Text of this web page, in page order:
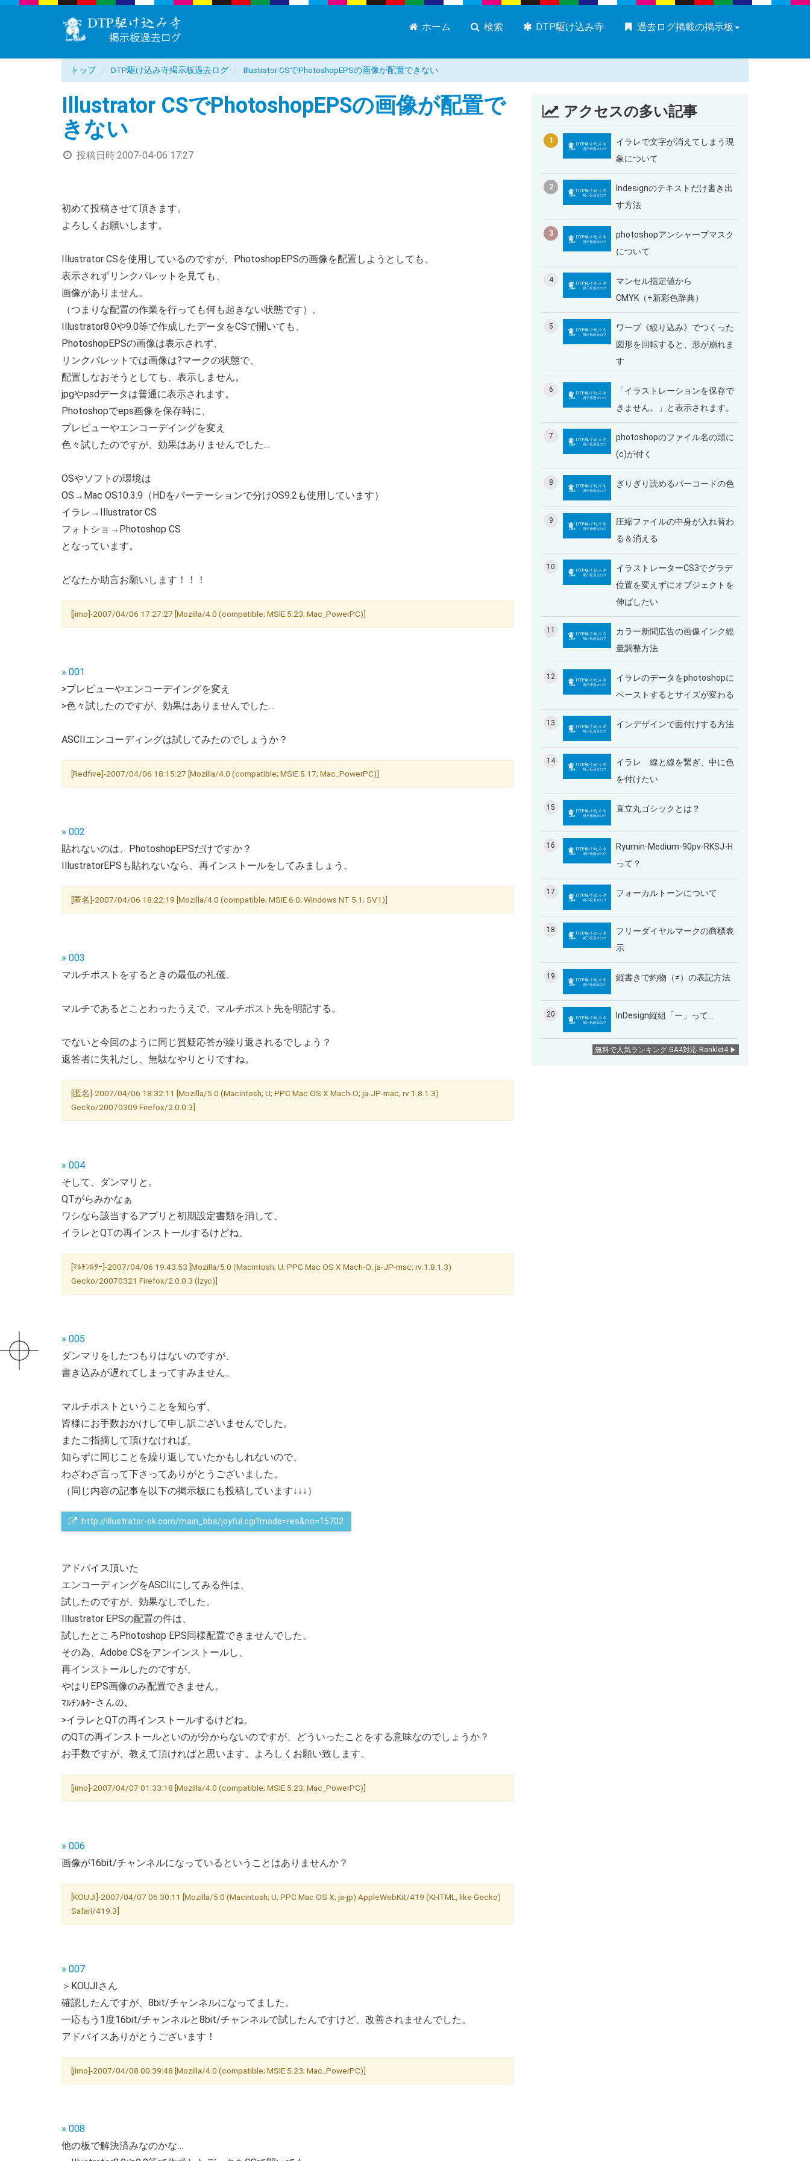
ホーム 検索 DTP駆け込み寺 過去ログ掲載の掲示板
トップ DTP駆け込み寺掲示板過去ログ Illustrator CSでPhotoshopEPSの画像が配置できない
Illustrator CSでPhotoshopEPSの画像が配置で
きない
投稿日時:2007-04-06 17:27
初めて投稿させて頂きます。
よろしくお願いします。
Illustrator CSを使用しているのですが、PhotoshopEPSの画像を配置しようとしても、
表示されずリンクパレットを見ても、
画像がありません。
（つまりな配置の作業を行っても何も起きない状態です）。
Illustrator8.0や9.0等で作成したデータをCSで開いても、
PhotoshopEPSの画像は表示されず、
リンクパレットでは画像は?マークの状態で、
配置しなおそうとしても、表示しません。
jpgやpsdデータは普通に表示されます。
Photoshopでeps画像を保存時に、
プレビューやエンコーデイングを変え
色々試したのですが、効果はありませんでした…
OSやソフトの環境は
OS→Mac OS10.3.9（HDをパーテーションで分けOS9.2も使用しています）
イラレ→Illustrator CS
フォトショ→Photoshop CS
となっています。
どなたか助言お願いします！！！
[jimo]-2007/04/06 17:27:27 [Mozilla/4.0 (compatible; MSIE 5.23; Mac_PowerPC)]
» 001
>プレビューやエンコーデイングを変え
>色々試したのですが、効果はありませんでした…
ASCIIエンコーディングは試してみたのでしょうか？
[Redfive]-2007/04/06 18:15:27 [Mozilla/4.0 (compatible; MSIE 5.17; Mac_PowerPC)]
» 002
貼れないのは、PhotoshopEPSだけですか？
IllustratorEPSも貼れないなら、再インストールをしてみましょう。
[匿名]-2007/04/06 18:22:19 [Mozilla/4.0 (compatible; MSIE 6.0; Windows NT 5.1; SV1)]
» 003
マルチポストをするときの最低の礼儀。
マルチであるとことわったうえで、マルチポスト先を明記する。
でないと今回のように同じ質疑応答が繰り返されるでしょう？
返答者に失礼だし、無駄なやりとりですね。
[匿名]-2007/04/06 18:32:11 [Mozilla/5.0 (Macintosh; U; PPC Mac OS X Mach-O; ja-JP-mac; rv:1.8.1.3)
Gecko/20070309 Firefox/2.0.0.3]
» 004
そして、ダンマリと。
QTがらみかなぁ
ワシなら該当するアプリと初期設定書類を消して、
イラレとQTの再インストールするけどね。
[ﾏﾙﾁﾝﾙﾀｰ]-2007/04/06 19:43:53 [Mozilla/5.0 (Macintosh; U; PPC Mac OS X Mach-O; ja-JP-mac; rv:1.8.1.3)
Gecko/20070321 Firefox/2.0.0.3 (lzyc)]
» 005
ダンマリをしたつもりはないのですが、
書き込みが遅れてしまってすみません。
マルチポストということを知らず、
皆様にお手数おかけして申し訳ございませんでした。
またご指摘して頂けなければ、
知らずに同じことを繰り返していたかもしれないので、
わざわざ言って下さってありがとうございました。
（同じ内容の記事を以下の掲示板にも投稿しています↓↓↓）
http://illustrator-ok.com/main_bbs/joyful.cgi?mode=res&no=15702
アドバイス頂いた
エンコーディングをASCIIにしてみる件は、
試したのですが、効果なしでした。
Illustrator EPSの配置の件は、
試したところPhotoshop EPS同様配置できませんでした。
その為、Adobe CSをアンインストールし、
再インストールしたのですが、
やはりEPS画像のみ配置できません。
ﾏﾙﾁﾝﾙﾀｰさんの、
>イラレとQTの再インストールするけどね。
のQTの再インストールといのが分からないのですが、どういったことをする意味なのでしょうか？
お手数ですが、教えて頂ければと思います。よろしくお願い致します。
[jimo]-2007/04/07 01:33:18 [Mozilla/4.0 (compatible; MSIE 5.23; Mac_PowerPC)]
» 006
画像が16bit/チャンネルになっているということはありませんか？
[KOUJI]-2007/04/07 06:30:11 [Mozilla/5.0 (Macintosh; U; PPC Mac OS X; ja-jp) AppleWebKit/419 (KHTML, like Gecko)
Safari/419.3]
» 007
＞KOUJIさん
確認したんですが、8bit/チャンネルになってました。
一応もう1度16bit/チャンネルと8bit/チャンネルで試したんですけど、改善されませんでした。
アドバイスありがとうございます！
[jimo]-2007/04/08 00:39:48 [Mozilla/4.0 (compatible; MSIE 5.23; Mac_PowerPC)]
» 008
他の板で解決済みなのかな…
アクセスの多い記事
1
イラレで文字が消えてしまう現
象について
2
Indesignのテキストだけ書き出
す方法
3
photoshopアンシャープマスク
について
4
マンセル指定値から
CMYK（+新彩色辞典）
5
ワープ《絞り込み》でつくった
図形を回転すると、形が崩れま
す
6
「イラストレーションを保存で
きません。」と表示されます。
7
photoshopのファイル名の頭に
(c)が付く
8 ぎりぎり読めるバーコードの色
9
圧縮ファイルの中身が入れ替わ
る＆消える
10
イラストレーターCS3でグラデ
位置を変えずにオブジェクトを
伸ばしたい
11
カラー新聞広告の画像インク総
量調整方法
12
イラレのデータをphotoshopに
ペーストするとサイズが変わる
13 インデザインで面付けする方法
14
イラレ 線と線を繋ぎ、中に色
を付けたい
15 直立丸ゴシックとは？
16
Ryumin-Medium-90pv-RKSJ-H
って？
17 フォーカルトーンについて
18
フリーダイヤルマークの商標表
示
19 縦書きで約物（≠）の表記方法
20 InDesign縦組「ー」って…
無料で人気ランキング GA4対応 Ranklet4